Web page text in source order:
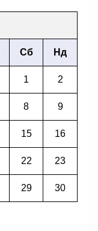
Сб Нд
1 2
8 9
15 16
22 23
29 30